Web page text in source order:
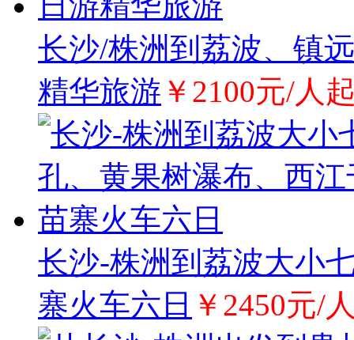
长沙/株洲到荔波、镇
精华旅游 ￥2100元/人
长沙-株洲到荔波大小
寨火车六日 ￥2450元/